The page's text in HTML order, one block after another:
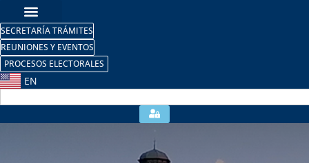
SECRETARÍA TRÁMITES
REUNIONES Y EVENTOS
PROCESOS ELECTORALES
EN